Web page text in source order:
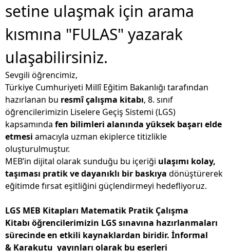
setine ulaşmak için arama
kısmına "FULAS" yazarak
ulaşabilirsiniz.
Sevgili öğrencimiz,
Türkiye Cumhuriyeti Millî Eğitim Bakanlığı tarafından
hazırlanan bu resmî çalışma kitabı, 8. sınıf
öğrencilerimizin Liselere Geçiş Sistemi (LGS)
kapsamında fen bilimleri alanında yüksek başarı elde
etmesi amacıyla uzman ekiplerce titizlikle
oluşturulmuştur.
MEB’in dijital olarak sunduğu bu içeriği ulaşımı kolay,
taşıması pratik ve dayanıklı bir baskıya dönüştürerek
eğitimde fırsat eşitliğini güçlendirmeyi hedefliyoruz.
LGS MEB Kitapları Matematik Pratik Çalışma
Kitabı öğrencilerimizin LGS sınavına hazırlanmaları
sürecinde en etkili kaynaklardan biridir. İnformal
& Karakutu yayınları olarak bu eserleri